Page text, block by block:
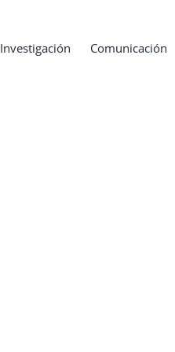
Investigación Comunicación